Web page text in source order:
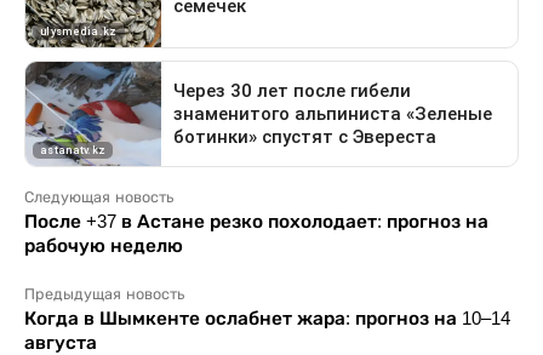
Следующая новость
После +37 в Астане резко похолодает: прогноз на
рабочую неделю
Предыдущая новость
Когда в Шымкенте ослабнет жара: прогноз на 10–14
августа